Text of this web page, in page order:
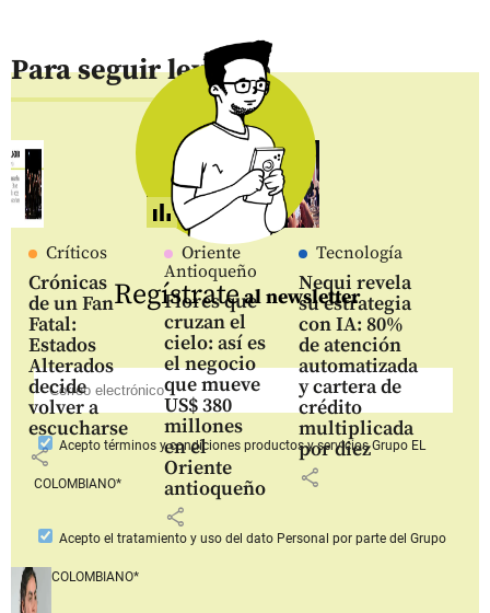
Para seguir leyendo
Críticos
Crónicas
de un Fan
Fatal:
Estados
Alterados
decide
volver a
escucharse
share
Oriente
Antioqueño
Flores que
cruzan el
cielo: así es
el negocio
que mueve
US$ 380
millones
en el
Oriente
antioqueño
share
Tecnología
Nequi revela
su estrategia
con IA: 80%
de atención
automatizada
y cartera de
crédito
multiplicada
por diez
share
Regístrateal newsletter
Aceptotérminos y condiciones productos y serviciosGrupo EL
COLOMBIANO*
Acepto el tratamiento y uso del dato Personal por parte del Grupo
EL COLOMBIANO*